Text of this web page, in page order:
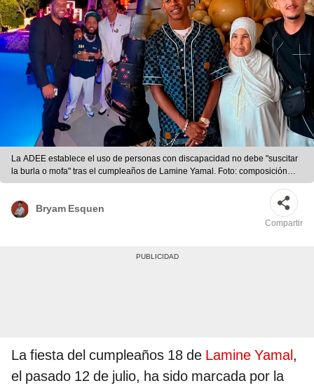
La ADEE establece el uso de personas con discapacidad no debe "suscitar
la burla o mofa" tras el cumpleaños de Lamine Yamal. Foto: composición
LR/Telecinco
Bryam Esquen
Compartir
La fiesta del cumpleaños 18 de Lamine Yamal,
el pasado 12 de julio, ha sido marcada por la